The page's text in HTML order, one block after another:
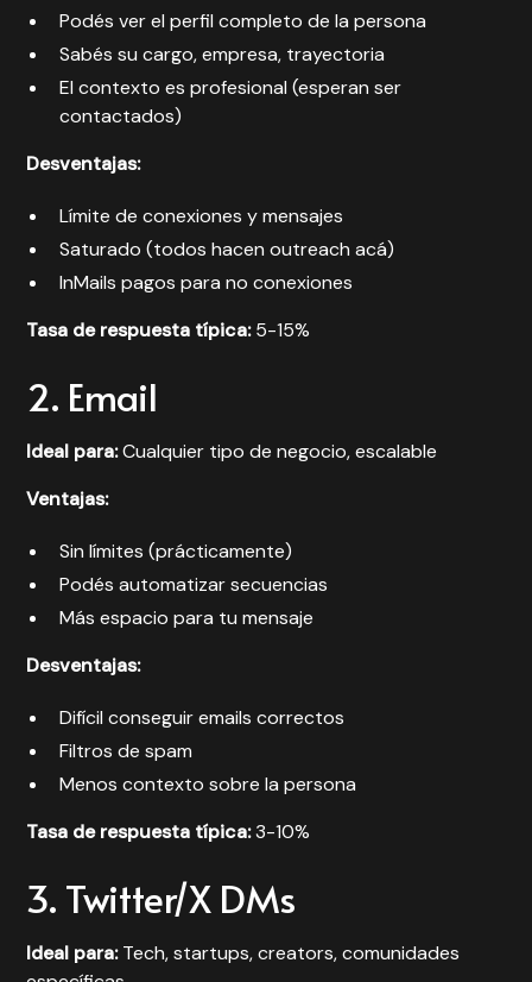
Podés ver el perfil completo de la persona
Sabés su cargo, empresa, trayectoria
El contexto es profesional (esperan ser
contactados)
Desventajas:
Límite de conexiones y mensajes
Saturado (todos hacen outreach acá)
InMails pagos para no conexiones
Tasa de respuesta típica:5-15%
2. Email
Ideal para:Cualquier tipo de negocio, escalable
Ventajas:
Sin límites (prácticamente)
Podés automatizar secuencias
Más espacio para tu mensaje
Desventajas:
Difícil conseguir emails correctos
Filtros de spam
Menos contexto sobre la persona
Tasa de respuesta típica:3-10%
3. Twitter/X DMs
Ideal para:Tech, startups, creators, comunidades